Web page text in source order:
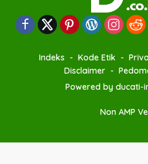
Indeks Kode Etik
Disclaimer
Powered by ducati-
Non AMP